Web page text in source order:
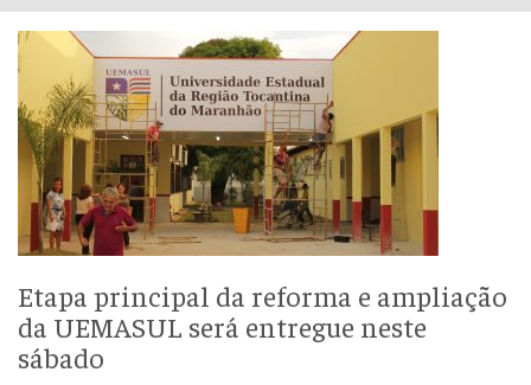
Etapa principal da reforma e ampliação
da UEMASUL será entregue neste
sábado